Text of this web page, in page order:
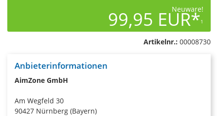
Neuware!
99,95 EUR*1
Artikelnr.: 00008730
Anbieterinformationen
AimZone GmbH
Am Wegfeld 30
90427 Nürnberg (Bayern)